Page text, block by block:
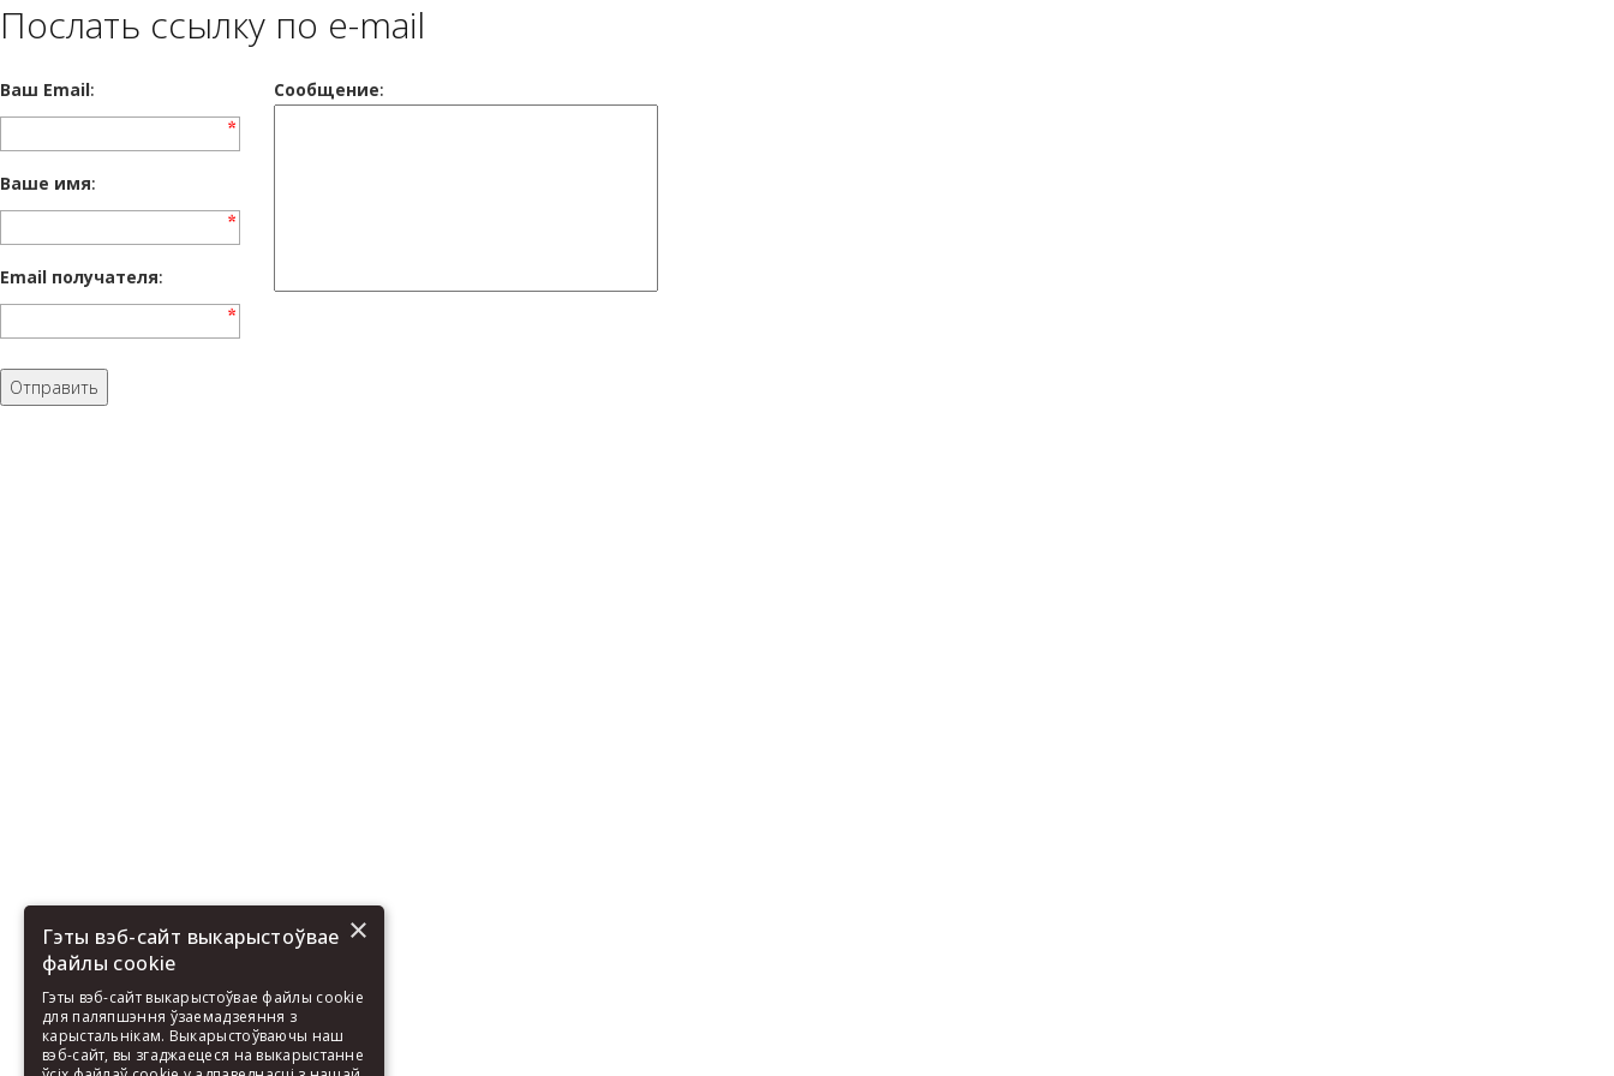
Послать ссылку по e-mail
Ваш Email: Cообщение:
Ваше имя:
Email получателя:
×
Гэты вэб-сайт выкарыстоўвае
файлы cookie
Гэты вэб-сайт выкарыстоўвае файлы cookie
для паляпшэння ўзаемадзеяння з
карыстальнікам. Выкарыстоўваючы наш
вэб-сайт, вы згаджаецеся на выкарыстанне